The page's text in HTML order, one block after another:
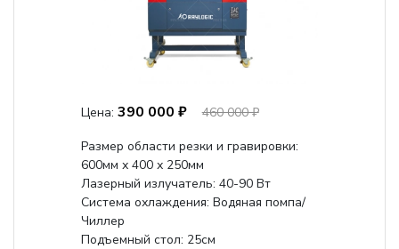
Цена: 390 000 ₽
460 000 ₽
Размер области резки и гравировки:
600мм х 400 х 250мм
Лазерный излучатель: 40-90 Вт
Система охлаждения: Водяная помпа/
Чиллер
Подъемный стол: 25см